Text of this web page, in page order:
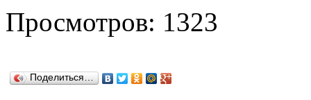
Просмотров: 1323
Поделиться…